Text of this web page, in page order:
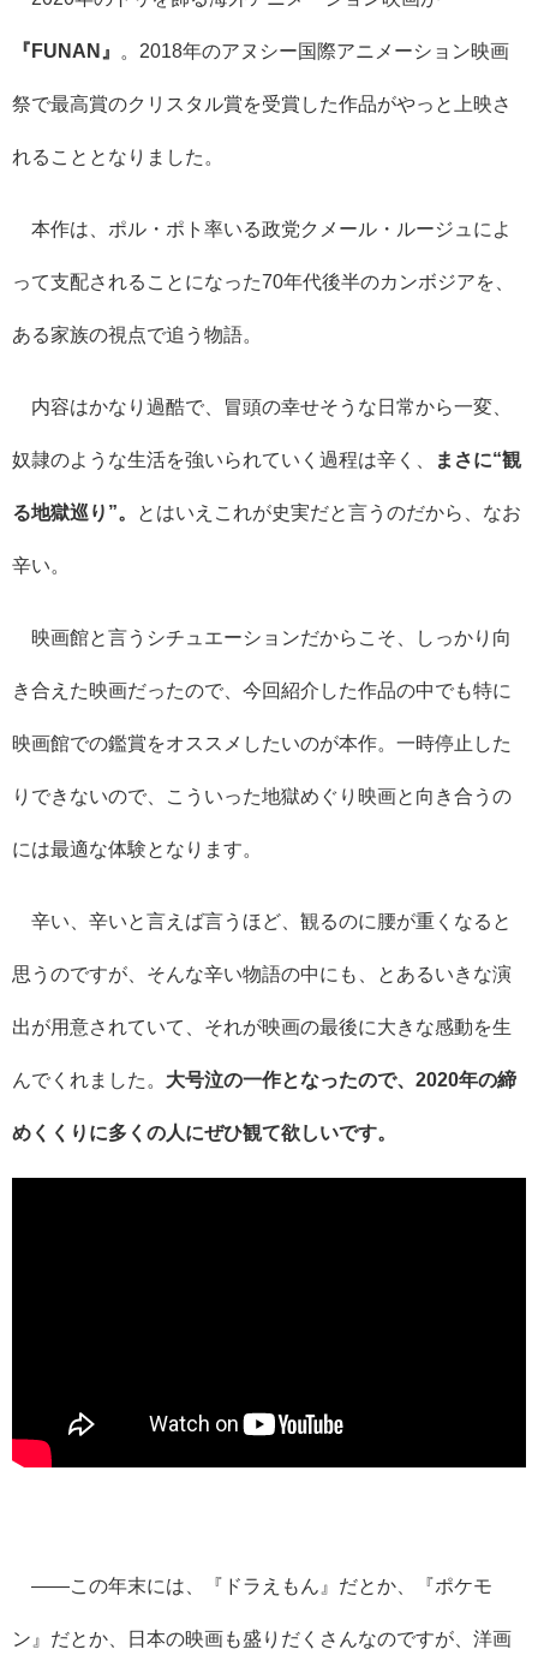
『FUNAN』 。2018年のアヌシー国際アニメーション映画
祭で最高賞のクリスタル賞を受賞した作品がやっと上映さ
れることとなりました。
本作は、ポル・ポト率いる政党クメール・ルージュによ
って支配されることになった70年代後半のカンボジアを、
ある家族の視点で追う物語。
内容はかなり過酷で、冒頭の幸せそうな日常から一変、
奴隷のような生活を強いられていく過程は辛く、 まさに“観
る地獄巡り”。 とはいえこれが史実だと言うのだから、なお
辛い。
映画館と言うシチュエーションだからこそ、しっかり向
き合えた映画だったので、今回紹介した作品の中でも特に
映画館での鑑賞をオススメしたいのが本作。一時停止した
りできないので、こういった地獄めぐり映画と向き合うの
には最適な体験となります。
辛い、辛いと言えば言うほど、観るのに腰が重くなると
思うのですが、そんな辛い物語の中にも、とあるいきな演
出が用意されていて、それが映画の最後に大きな感動を生
んでくれました。 大号泣の一作となったので、2020年の締
めくくりに多くの人にぜひ観て欲しいです。
――この年末には、『 ドラえもん』だとか、『ポケモ
ン』だとか、日本の映画も盛りだくさんなのですが、洋画